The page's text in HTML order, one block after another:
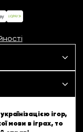
ігор,
мови в іграх, то